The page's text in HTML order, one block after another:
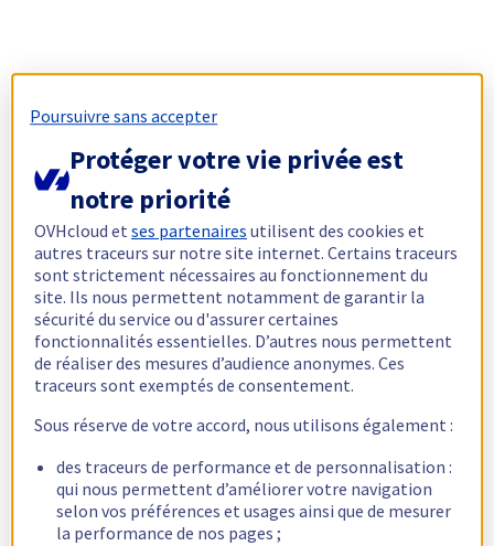
Poursuivre sans accepter
Protéger votre vie privée est
notre priorité
OVHcloud etses partenaires utilisent des cookies et
autres traceurs sur notre site internet. Certains traceurs
sont strictement nécessaires au fonctionnement du
site. Ils nous permettent notamment de garantir la
sécurité du service ou d'assurer certaines
fonctionnalités essentielles. D’autres nous permettent
de réaliser des mesures d’audience anonymes. Ces
traceurs sont exemptés de consentement.
Sous réserve de votre accord, nous utilisons également :
des traceurs de performance et de personnalisation :
qui nous permettent d’améliorer votre navigation
selon vos préférences et usages ainsi que de mesurer
la performance de nos pages ;